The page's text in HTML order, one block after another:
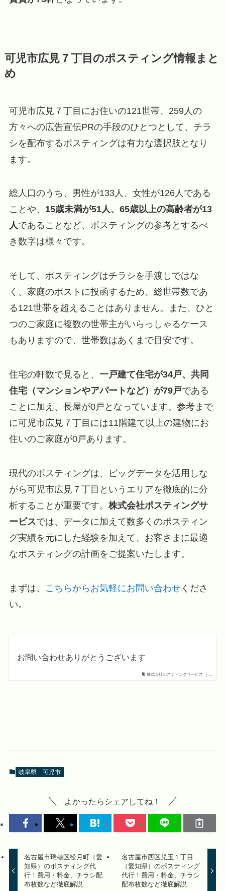
可児市広見７丁目のポスティング情報まと
め
可児市広見７丁目にお住いの121世帯、259人の
方々への広告宣伝PRの手段のひとつとして、チラ
シを配布するポスティングは有力な選択肢となり
ます。
総人口のうち、男性が133人、女性が126人である
ことや、 15歳未満が51人、65歳以上の高齢者が13
人であることなど、ポスティングの参考とするべ
き数字は様々です。
そして、ポスティングはチラシを手渡しではな
く、家庭のポストに投函するため、総世帯数であ
る121世帯を超えることはありません。また、ひと
つのご家庭に複数の世帯主がいらっしゃるケース
もありますので、世帯数はあくまで目安です。
住宅の軒数で見ると、 一戸建て住宅が34戸、共同
住宅（マンションやアパートなど）が79戸である
ことに加え、長屋が0戸となっています。参考まで
に可児市広見７丁目には11階建て以上の建物にお
住いのご家庭が0戸あります。
現代のポスティングは、ビッグデータを活用しな
がら可児市広見７丁目というエリアを徹底的に分
析することが重要です。 株式会社ポスティングサ
ービスでは、データに加えて数多くのポスティン
グ実績を元にした経験を加えて、お客さまに最適
なポスティングの計画をご提案いたします。
まずは、 こちらからお気軽にお問い合わせくださ
い。
株式会社ポスティングサービス ｜...
お問い合わせありがとうございます
岐阜県 可児市
よかったらシェアしてね！
名古屋市瑞穂区松月町（愛
知県）のポスティング代
行！費用・料金、チラシ配
布枚数など徹底解説
名古屋市西区児玉１丁目
（愛知県）のポスティング
代行！費用・料金、チラシ
配布枚数など徹底解説